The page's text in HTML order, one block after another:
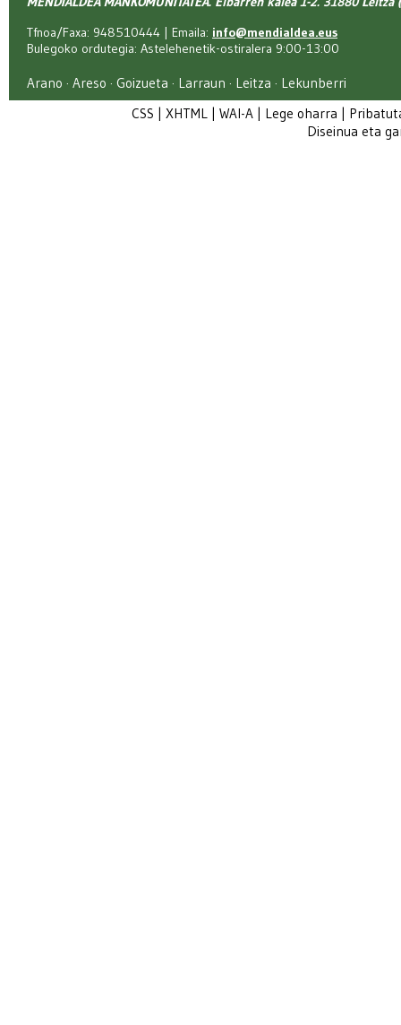
Tfnoa/Faxa: 948510444 | Emaila: info@mendialdea.eus
Bulegoko ordutegia: Astelehenetik-ostiralera 9:00-13:00
Arano · Areso · Goizueta · Larraun · Leitza · Lekunberri
CSS
XHTML WAI-A Lege oharra
Diseinua eta